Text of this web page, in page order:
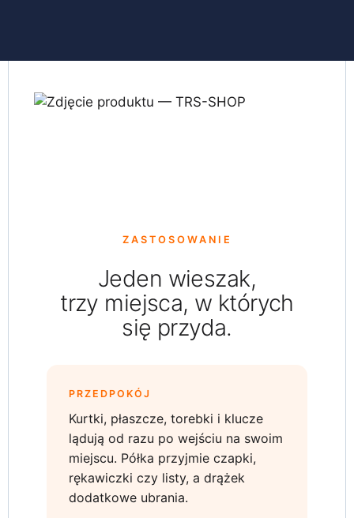
ZASTOSOWANIE
Jeden wieszak,
trzy miejsca, w których
się przyda.
PRZEDPOKÓJ
Kurtki, płaszcze, torebki i klucze
lądują od razu po wejściu na swoim
miejscu. Półka przyjmie czapki,
rękawiczki czy listy, a drążek
dodatkowe ubrania.